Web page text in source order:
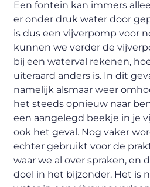
Een fontein kan immers
er onder druk water door
is dus een vijverpomp voor
kunnen we verder de
bij een waterval rekenen,
uiteraard anders is. In dit
namelijk alsmaar weer
het steeds opnieuw naar
een aangelegd beekje in je
ook het geval. Nog vaker
echter gebruikt voor de
waar we al over spraken, en
doel in het bijzonder. Het is